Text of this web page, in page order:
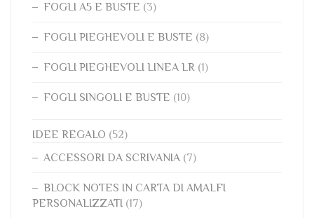
FOGLI A5 E BUSTE (3)
FOGLI PIEGHEVOLI E BUSTE (8)
FOGLI PIEGHEVOLI LINEA LR (1)
FOGLI SINGOLI E BUSTE (10)
IDEE REGALO (52)
ACCESSORI DA SCRIVANIA (7)
BLOCK NOTES IN CARTA DI AMALFI
PERSONALIZZATI (17)